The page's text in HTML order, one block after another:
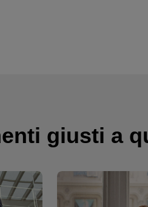
giusti a